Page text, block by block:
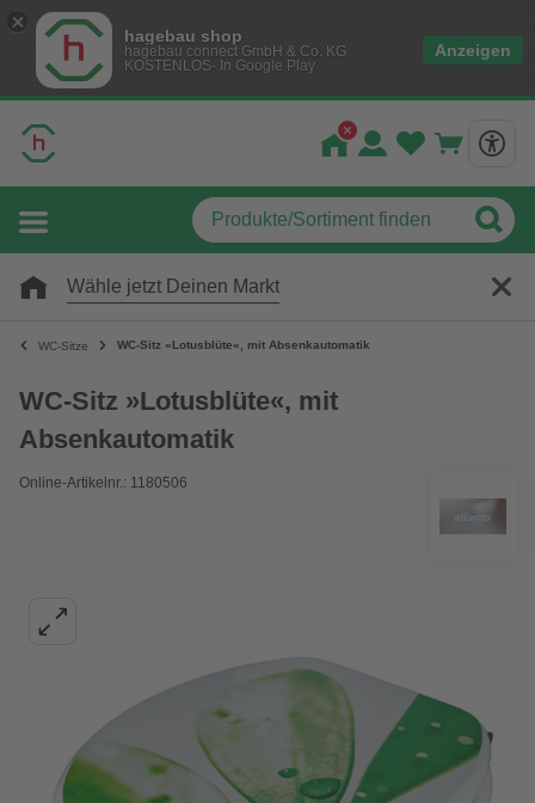
hagebau shop
hagebau connect GmbH & Co. KG
KOSTENLOS- In Google Play
Anzeigen
Wähle jetzt Deinen Markt
WC-Sitze WC-Sitz »Lotusblüte«, mit Absenkautomatik
WC-Sitz »Lotusblüte«, mit
Absenkautomatik
Online-Artikelnr.: 1180506